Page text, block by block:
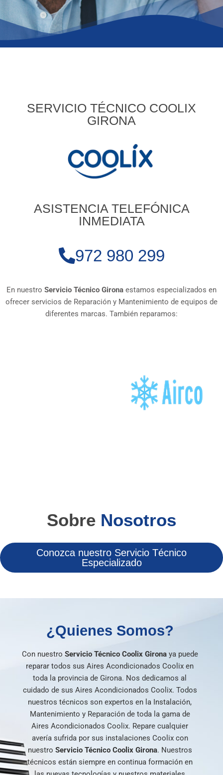
SERVICIO TÉCNICO COOLIX
GIRONA
ASISTENCIA TELEFÓNICA
INMEDIATA
972 980 299
En nuestro Servicio Técnico Girona estamos especializados en
ofrecer servicios de Reparación y Mantenimiento de equipos de
diferentes marcas. También reparamos:
Sobre Nosotros
Conozca nuestro Servicio Técnico
Especializado
¿Quienes Somos?
Con nuestro Servicio Técnico Coolix Gironaya puede
reparar todos sus Aires Acondicionados Coolix en
toda la provincia de Girona. Nos dedicamos al
cuidado de sus Aires Acondicionados Coolix. Todos
nuestros técnicos son expertos en la Instalación,
Mantenimiento y Reparación de toda la gama de
Aires Acondicionados Coolix. Repare cualquier
avería sufrida por sus instalaciones Coolix con
nuestro Servicio Técnico Coolix Girona. Nuestros
técnicos están siempre en continua formación en